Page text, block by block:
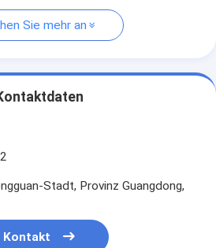
Sie mehr an
Stadt, Provinz Guangdong,
Kontakt